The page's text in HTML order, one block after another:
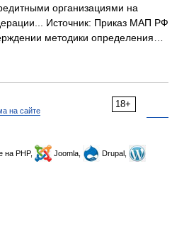
организациями на
Источник: Приказ МАП РФ
методики определения…
18+
на сайте
на PHP, Joomla,
Drupal,